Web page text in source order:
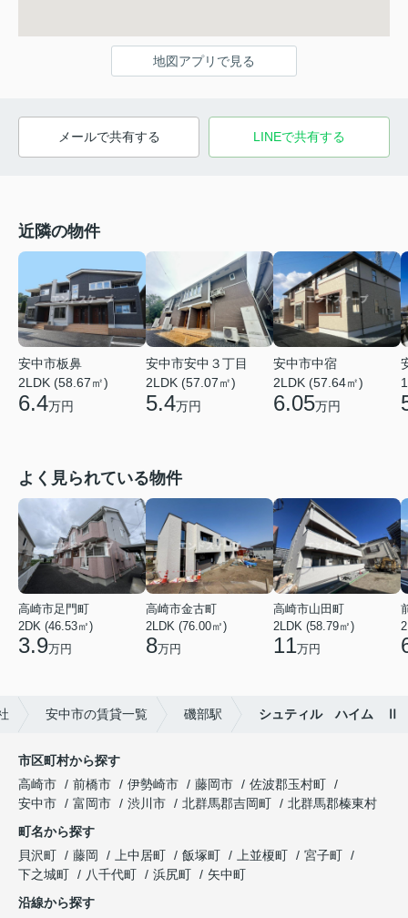
地図アプリで見る
メールで共有する LINEで共有する
近隣の物件
安中市板鼻
2LDK (58.67㎡)
6.4万円
安中市安中３丁目
2LDK (57.07㎡)
5.4万円
安中市中宿
2LDK (57.64㎡)
6.05万円
よく見られている物件
高崎市足門町
2DK (46.53㎡)
3.9万円
高崎市金古町
2LDK (76.00㎡)
8万円
高崎市山田町
2LDK (58.79㎡)
11万円
安中市の賃貸一覧 磯部駅 シュティル ハイム Ⅱ
市区町村から探す
高崎市
前橋市 伊勢崎市 藤岡市
佐波郡玉村町
安中市
富岡市 渋川市 北群馬郡吉岡町
北群馬郡榛東村
町名から探す
貝沢町
藤岡 上中居町 飯塚町 上並榎町
宮子町
下之城町
八千代町 浜尻町
矢中町
沿線から探す